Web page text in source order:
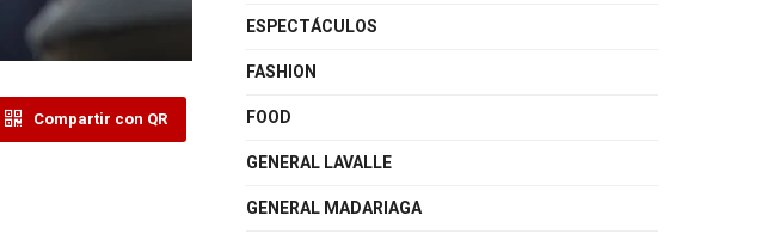
Compartir con QR
ESPECTÁCULOS
FASHION
FOOD
GENERAL LAVALLE
GENERAL MADARIAGA